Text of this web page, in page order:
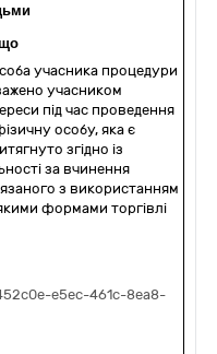
учасника процедури
учасником
під час проведення
особу, яка є
згідно із
за вчинення
з використанням
формами торгівлі
e5ec-461c-8ea8-